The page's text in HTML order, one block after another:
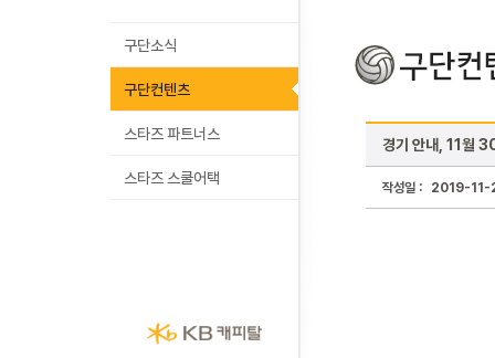
구단소식
구단컨텐츠
스타즈 파트너스
스타즈 스쿨어택
경기 안내, 11월
작성일 : 2019-11-